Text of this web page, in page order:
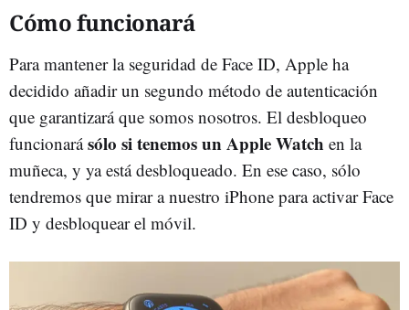
Cómo funcionará
Para mantener la seguridad de Face ID, Apple ha
decidido añadir un segundo método de autenticación
que garantizará que somos nosotros. El desbloqueo
funcionarásólo si tenemos un Apple Watch en la
muñeca, y ya está desbloqueado. En ese caso, sólo
tendremos que mirar a nuestro iPhone para activar Face
ID y desbloquear el móvil.